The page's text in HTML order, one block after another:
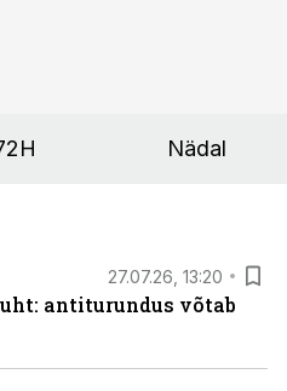
uuendusega, mis pakub
Nädal
27.07.26, 13:20
antiturundus võtab